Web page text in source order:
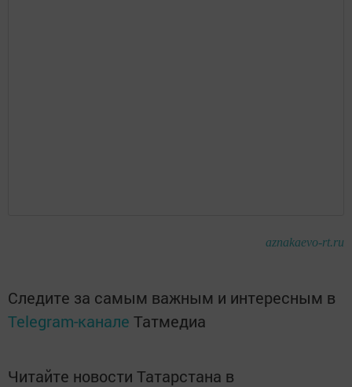
aznakaevo-rt.ru
Следите за самым важным и интересным в
Telegram-канале Татмедиа
Читайте новости Татарстана в